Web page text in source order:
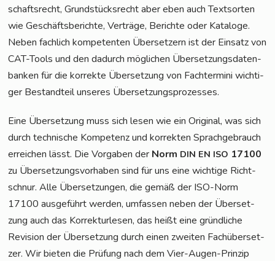
schafts­recht, Grund­stücks­recht aber eben auch Text­sor­ten
wie Geschäfts­be­rich­te, Ver­trä­ge, Berich­te oder Kata­lo­ge.
Neben fach­lich kom­pe­ten­ten Über­set­zern ist der Ein­satz von
CAT-Tools und den dadurch mög­li­chen Über­set­zungs­da­ten­
ban­ken für die kor­rek­te Über­set­zung von Fach­ter­mi­ni wich­ti­
ger Bestand­teil unse­res Übersetzungsprozesses.
Eine Über­set­zung muss sich lesen wie ein Ori­gi­nal, was sich
durch tech­ni­sche Kom­pe­tenz und kor­rek­ten Sprach­ge­brauch
errei­chen lässt. Die Vor­ga­ben der Norm DIN EN ISO 17100
zu Über­set­zungs­vor­ha­ben sind für uns eine wich­ti­ge Richt­
schnur. Alle Über­set­zun­gen, die gemäß der ISO-Norm
17100 aus­ge­führt wer­den, umfas­sen neben der Über­set­
zung auch das Kor­rek­tur­le­sen, das heißt eine gründ­li­che
Revi­si­on der Über­set­zung durch einen zwei­ten Fach­über­set­
zer. Wir bie­ten die Prü­fung nach dem Vier-Augen-Prin­zip